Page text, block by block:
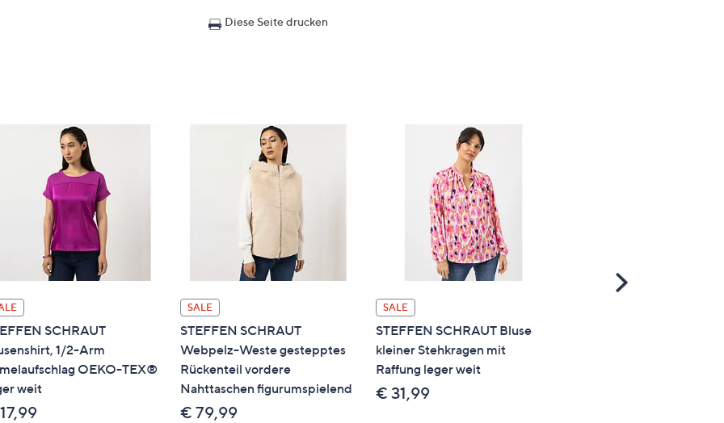
Diese Seite drucken
SCHRAUT
1/2-Arm
OEKO-TEX®
weit
SALE
STEFFEN SCHRAUT
Webpelz-Weste gestepptes
Rückenteil vordere
Nahttaschen figurumspielend
€ 79,99
SALE
STEFFEN SCHRAUT Bluse
kleiner Stehkragen mit
Raffung leger weit
€ 31,99
Scroll